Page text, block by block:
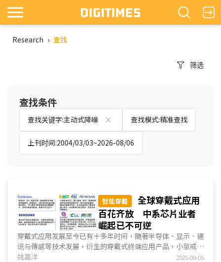
Research › 查找
筛选
查找条件
查找关键字:主动式降噪 查找模式:精准查找
上刊时间:2004/03/03~2026-08/06
智能穿戴
全球穿戴式应用
百花齐放 中系芯片业者
崛起已不可逆
穿戴式应用发展至今已有十多年时间，随著半导体、显示、通
讯与傳感等技术发展，衍生的穿戴式终端应用产品，小至戒
指、手环，大至VR/XR眼镜等，在市场上大多有稳定亦或...
姚嘉洋 2025-09-05